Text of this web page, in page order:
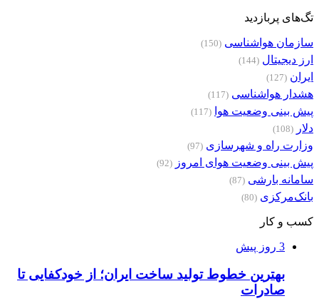
تگ‌های پربازدید
سازمان هواشناسی (150)
ارز دیجیتال (144)
ایران (127)
هشدار هواشناسی (117)
پیش بینی وضعیت هوا (117)
دلار (108)
وزارت راه و شهرسازی (97)
پیش بینی وضعیت هوای امروز (92)
سامانه بارشی (87)
بانک‌مرکزی (80)
کسب و کار
3 روز پیش
بهترین خطوط تولید ساخت ایران؛ از خودکفایی تا
صادرات